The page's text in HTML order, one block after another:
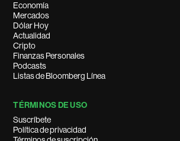
Economía
Mercados
Dólar Hoy
Actualidad
Cripto
Finanzas Personales
Podcasts
Listas de Bloomberg Línea
TÉRMINOS DE USO
Suscríbete
Política de privacidad